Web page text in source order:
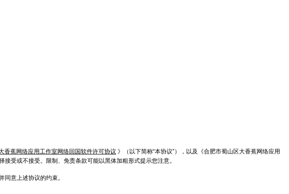
香蕉网络应用工作室网络回国软件许可协议 》（以下简称“本协议”），以及《合肥市蜀山区大香蕉网络应用
受或不接受。限制、免责条款可能以黑体加粗形式提示您注意。
意上述协议的约束。